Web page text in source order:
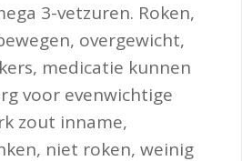
3-vetzuren. Roken,
overgewicht,
medicatie kunnen
voor evenwichtige
zout inname,
niet roken, weinig